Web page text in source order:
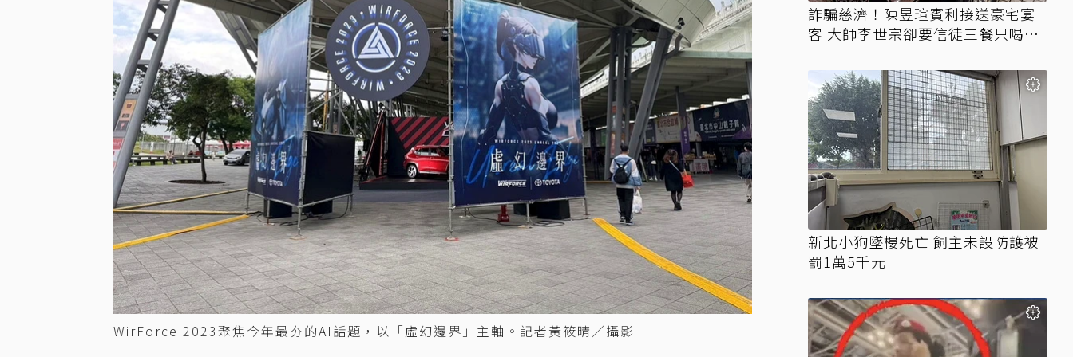
WirForce 2023聚焦今年最夯的AI話題，以「虛幻邊界」主軸。記者黃筱晴／攝影
詐騙慈濟！陳昱瑄賓利接送豪宅宴
客 大師李世宗卻要信徒三餐只喝精
新北小狗墜樓死亡 飼主未設防護被
罰1萬5千元